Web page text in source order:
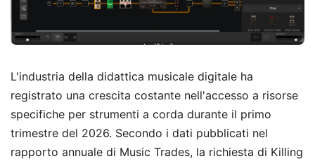
L'industria della didattica musicale digitale ha
registrato una crescita costante nell'accesso a risorse
specifiche per strumenti a corda durante il primo
trimestre del 2026. Secondo i dati pubblicati nel
rapporto annuale di Music Trades, la richiesta di Killing